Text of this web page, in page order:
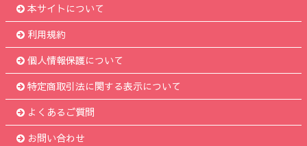
本サイトについて
利用規約
個人情報保護について
特定商取引法に関する表示について
よくあるご質問
お問い合わせ